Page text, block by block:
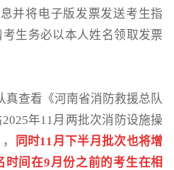
并将电子版发票发送考生指
生务必以本人姓名领取发票
真查看《河南省消防救援总队
2025年11月两批次消防设施操
， 同时11月下半月批次也将增
间在9月份之前的考生在相